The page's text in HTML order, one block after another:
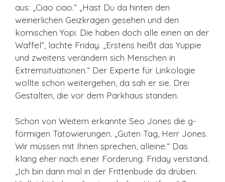
aus: „Ciao ciao.“ „Hast Du da hinten den
weinerlichen Geizkragen gesehen und den
komischen Yopi. Die haben doch alle einen an der
Waffel“, lachte Friday. „Erstens heißt das Yuppie
und zweitens verändern sich Menschen in
Extremsituationen.“ Der Experte für Linkologie
wollte schon weitergehen, da sah er sie. Drei
Gestalten, die vor dem Parkhaus standen.
Schon von Weitem erkannte Seo Jones die g-
förmigen Tätowierungen. „Guten Tag, Herr Jones.
Wir müssen mit Ihnen sprechen, alleine.“ Das
klang eher nach einer Forderung. Friday verstand.
„Ich bin dann mal in der Frittenbude da drüben.